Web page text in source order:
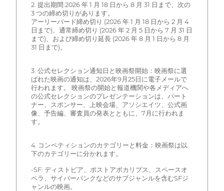
2. 提出期間:2026 年 1 月 18 日から 8 月 31 日まで、次の
3 つの締め切りがあります。
アーリーバード締め切り (2026 年 1 月 18 日から 2 月 4
日まで)、通常締め切り (2026 年 2 月 5 日から 7 月 31 日
まで)、および締め切り延長 (2026 年 8 月 1 日から 8 月
31 日まで)。
3. 公式セレクション通知日と映画祭開始：映画祭に選
ばれた映画の通知は、2026年9月25日に電子メールで
行われます。 映画祭の開始と報道機関や各メディアへ
の公式セレクションのプレゼンテーションは、パート
ナー、スポンサー、上映会場、アソシエイツ、公式画
像、予告編、審査員の発表とともに、7月に行われま
す。
4. コンペティションのカテゴリーと料金：映画祭は以
下のカテゴリーに分かれます。
-SF: ディストピア、ポストアポカリプス、スペースオ
ペラ、サイバーパンクなどのサブジャンルを含むSFジ
ャンルの映画。